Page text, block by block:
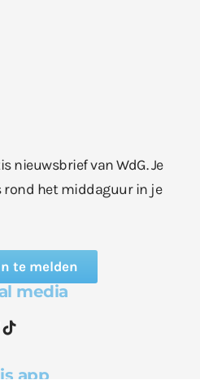
nieuwsbrief van WdG. Je
het middaguur in je
te melden
media
app